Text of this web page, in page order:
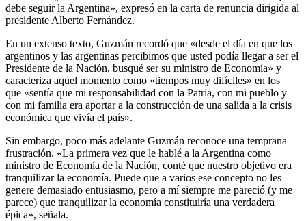
debe seguir la Argentina», expresó en la carta de renuncia dirigida al
presidente Alberto Fernández.
En un extenso texto, Guzmán recordó que «desde el día en que los
argentinos y las argentinas percibimos que usted podía llegar a ser el
Presidente de la Nación, busqué ser su ministro de Economía» y
caracteriza aquel momento como «tiempos muy difíciles» en los
que «sentía que mi responsabilidad con la Patria, con mi pueblo y
con mi familia era aportar a la construcción de una salida a la crisis
económica que vivía el país».
Sin embargo, poco más adelante Guzmán reconoce una temprana
frustración. «La primera vez que le hablé a la Argentina como
ministro de Economía de la Nación, conté que nuestro objetivo era
tranquilizar la economía. Puede que a varios ese concepto no les
genere demasiado entusiasmo, pero a mí siempre me pareció (y me
parece) que tranquilizar la economía constituiría una verdadera
épica», señala.